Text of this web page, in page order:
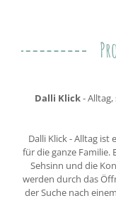
Dalli Klick-
Dalli Klick - Alltag ist
für die ganze Familie.
Sehsinn und die
werden durch das
der Suche nach